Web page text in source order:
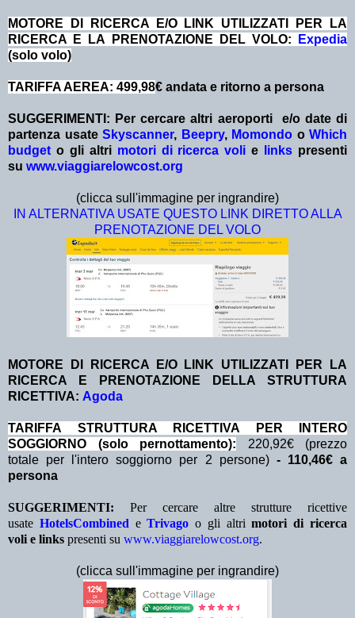
MOTORE DI RICERCA E/O LINK UTILIZZATI PER LA
RICERCA E LA PRENOTAZIONE DEL VOLO:
Expedia
(solo volo)
TARIFFA AEREA: 499,98€ andata e ritorno a persona
SUGGERIMENTI: Per cercare altri aeroporti e/o date di
partenza usate Skyscanner, Beepry, Momondo o Which
budget o gli altri motori di ricerca voli e links presenti
su www.viaggiarelowcost.org
(clicca sull'immagine per ingrandire)
IN ALTERNATIVA USATE QUESTO LINK DIRETTO ALLA
PRENOTAZIONE DEL VOLO
MOTORE DI RICERCA E/O LINK UTILIZZATI PER LA
RICERCA E PRENOTAZIONE DELLA STRUTTURA
RICETTIVA: Agoda
TA RIFFA STRUTTURA RICETTIVA PER INTERO
SOGGIORNO (solo pernottamento): 220,92€ (prezzo
totale per l'intero soggiorno per 2 persone) - 110,46€ a
persona
SUGGERIMENTI: Per cercare altre strutture ricettive
usate HotelsCombined eTrivago o gli altrimotori di ricerca
voli e links presenti su www.viaggiarelowcost.org.
(clicca sull'immagine per ingrandire)